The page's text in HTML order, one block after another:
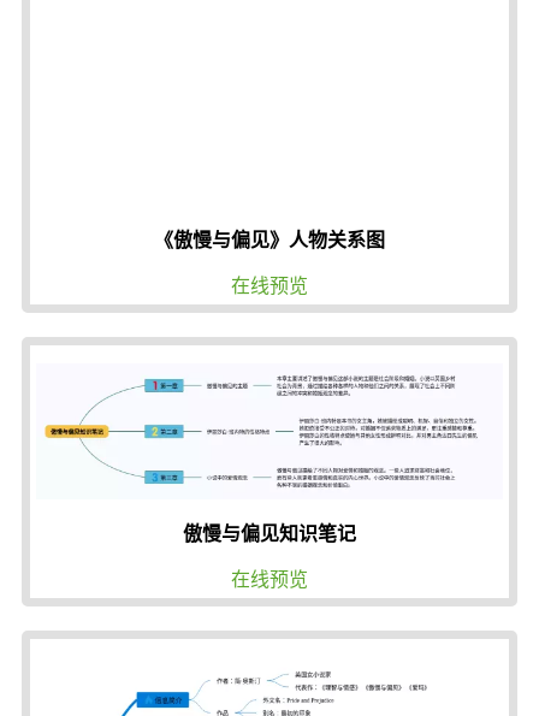
《傲慢与偏见》人物关系图
在线预览
傲慢与偏见知识笔记
在线预览